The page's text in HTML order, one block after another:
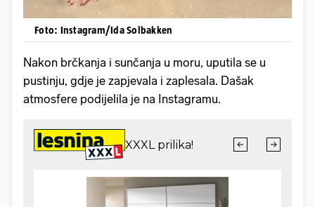
Foto: Instagram/Ida Solbakken
Nakon brčkanja i sunčanja u moru, uputila se u
pustinju, gdje je zapjevala i zaplesala. Dašak
atmosfere podijelila je na Instagramu.